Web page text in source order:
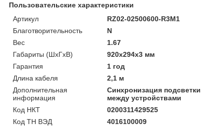
Пользовательские характеристики
Артикул
RZ02-02500600-R3M1
Благотворительность
N
Вес
1.67
Габариты (ШхГхВ)
920х294x3 мм
Гарантия
1 год
Длина кабеля
2,1 м
Дополнительная
информация
Синхронизация подсветки
между устройствами
Код НКТ
0200311429525
Код ТН ВЭД
4016100009